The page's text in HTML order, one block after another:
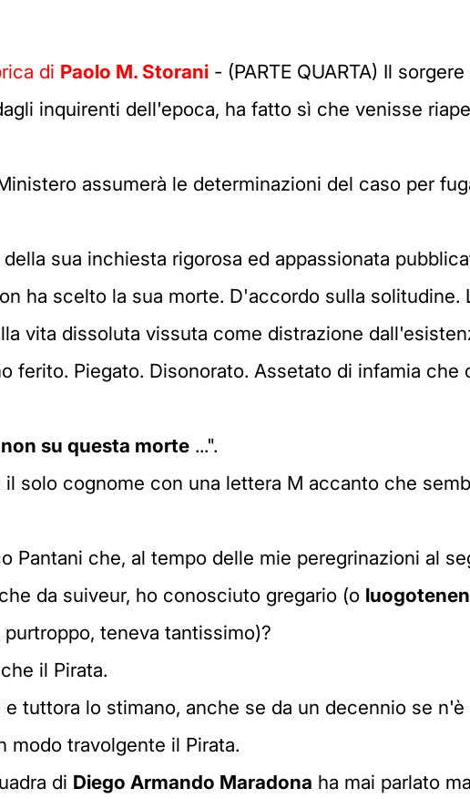
di Paolo M. Storani - (PARTE QUARTA) Il
inquirenti dell'epoca, ha fatto sì che venisse
assumerà le determinazioni del caso per
sua inchiesta rigorosa ed appassionata
ha scelto la sua morte. D'accordo sulla
vita dissoluta vissuta come distrazione
ferito. Piegato. Disonorato. Assetato di infamia che
su questa morte ...".
solo cognome con una lettera M accanto che
Pantani che, al tempo delle mie peregrinazioni al
da suiveur, ho conosciuto gregario (o
teneva tantissimo)?
il Pirata.
tuttora lo stimano, anche se da un decennio se n'è
modo travolgente il Pirata.
di Diego Armando Maradona ha mai parlato